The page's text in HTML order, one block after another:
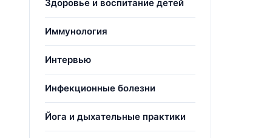
Здоровье и воспитание детей
Иммунология
Интервью
Инфекционные болезни
Йога и дыхательные практики